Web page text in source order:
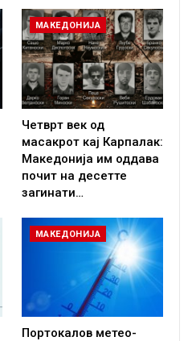
МАКЕДОНИЈА
Четврт век од
масакрот кај Карпалак:
Македонија им оддава
почит на десетте
загинати…
МАКЕДОНИЈА
Портокалов метео-